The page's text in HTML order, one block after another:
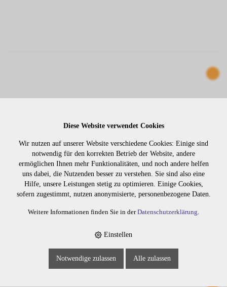
CLIP IN EXTENSION 8-TEILIG 55CM NR. 20
904120
Diese Website verwendet Cookies
Wir nutzen auf unserer Website verschiedene Cookies: Einige sind
notwendig für den korrekten Betrieb der Website, andere
ermöglichen Ihnen mehr Funktionalitäten, und noch andere helfen
uns dabei, die Nutzenden besser zu verstehen. Sie sind also eine
Hilfe, unsere Leistungen stetig zu optimieren. Einige Cookies,
sofern zugestimmt, nutzen anonymisierte, personenbezogene Daten.
Weitere Informationen finden Sie in derDatenschutzerklärung
Einstellen
Notwendige zulassen Alle zulassen